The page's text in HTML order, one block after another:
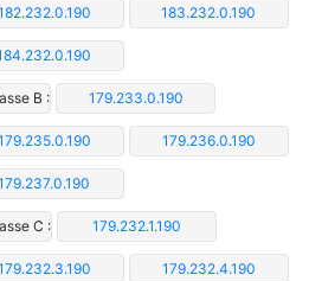
183.232.0.190
B : 179.233.0.190
179.236.0.190
C : 179.232.1.190
179.232.4.190